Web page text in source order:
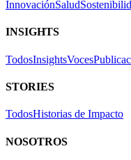
InnovaciónSalud
INSIGHTS
TodosInsightsVoces
STORIES
TodosHistorias de Impacto
NOSOTROS